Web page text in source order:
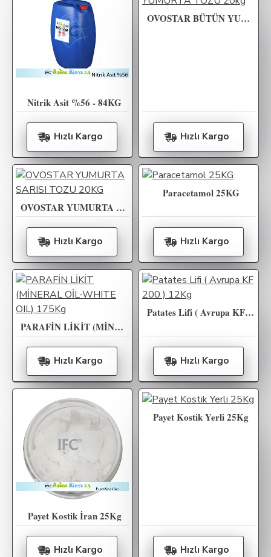
Nitrik Asit %56 - 84KG
Hızlı Kargo
OVOSTAR BÜTÜN YUMURTA TOZU 20kg
Hızlı Kargo
OVOSTAR YUMURTA SARISI TOZU 20KG
Hızlı Kargo
Paracetamol 25KG
Hızlı Kargo
PARAFİN LİKİT (MİNERAL OİL-WHITE OIL) 175Kg
Hızlı Kargo
Patates Lifi ( Avrupa KF 200 ) 12Kg
Hızlı Kargo
Payet Kostik İran 25Kg
Hızlı Kargo
Payet Kostik Yerli 25Kg
Hızlı Kargo